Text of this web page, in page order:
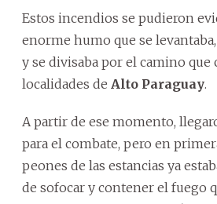
Estos incendios se pudieron
enorme humo que se
y se divisaba por el camino que
localidades de Alto Paraguay.
A partir de ese momento,
para el combate, pero en
peones de las estancias ya
de sofocar y contener el fuego